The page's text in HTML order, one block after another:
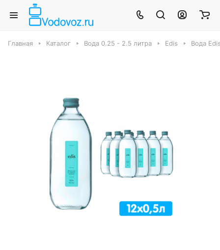
Главная Каталог Вода 0.25 - 2.5 литра Edis Вода